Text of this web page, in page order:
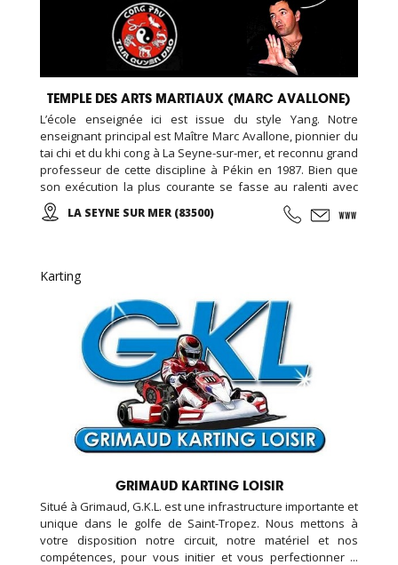
TEMPLE DES ARTS MARTIAUX (MARC AVALLONE)
L’école enseignée ici est issue du style Yang. Notre
enseignant principal est Maître Marc Avallone, pionnier du
tai chi et du khi cong à La Seyne-sur-mer, et reconnu grand
professeur de cette discipline à Pékin en 1987. Bien que
son exécution la plus courante se fasse au ralenti avec
des mouvements doux et unis entre eux, le thai cuc quyen
(taichi) peut s’exécuter de bien des manières différentes,
LA SEYNE SUR MER (83500)
Karting
GRIMAUD KARTING LOISIR
Situé à Grimaud, G.K.L. est une infrastructure importante et
unique dans le golfe de Saint-Tropez. Nous mettons à
votre disposition notre circuit, notre matériel et nos
compétences, pour vous initier et vous perfectionner ...